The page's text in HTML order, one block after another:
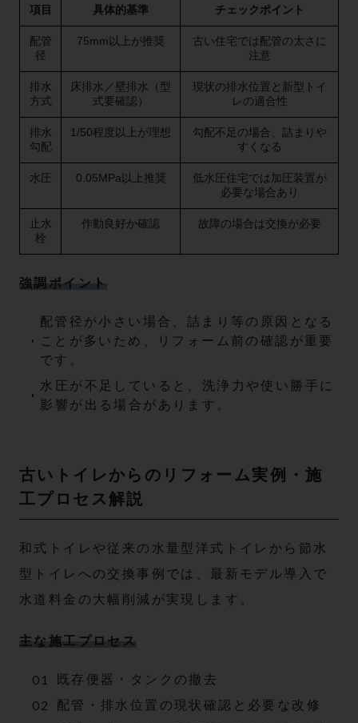
項目 具体的基準 チェックポイント
配管
径
75mm以上が推奨
古い住宅では配管の太さに
注意
排水
方式
床排水／壁排水（型
式要確認）
現状の排水位置と新型トイ
レの適合性
排水
勾配
1/50程度以上が理想
勾配不足の場合、詰まりや
すくなる
水圧 0.05MPa以上推奨
低水圧住宅では加圧装置が
必要な場合あり
止水
栓
作動良好か確認 故障の場合は交換が必要
強調ポイント
配管径が小さい場合、詰まり等の原因となる
ことが多いため、リフォーム前の確認が重要
です。
水圧が不足していると、洗浄力や使い勝手に
影響が出る場合があります。
古いトイレからのリフォーム実例・施
工プロセス解説
和式トイレや従来の水量型洋式トイレから節水
型トイレへの交換事例では、最新モデル導入で
水道料金の大幅削減が実現します。
主な施工プロセス
既存便器・タンクの撤去
配管・排水位置の現状確認と必要な改修